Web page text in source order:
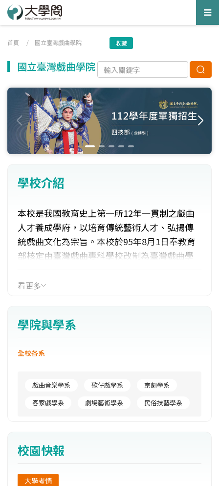
首頁 / 國立臺灣戲曲學院 收藏
國立臺灣戲曲學院
學校介紹
本校是我國教育史上第一所12年一貫制之戲曲
人才養成學府，以培育傳統藝術人才、弘揚傳
統戲曲文化為宗旨。本校於95年8月1日奉教育
部核定由臺灣戲曲專科學校改制為臺灣戲曲學
系、戲曲音樂學系、歌仔戲學系、民俗技藝學
科依教育部規定課程訂定，專業科目國小五、
六年級課程則試分戲曲、民俗技藝二組授課，
先實施專業基礎探索，國中以上階段正式施行
藝，高職階段除進一步專精所學技藝外並透過
演出加強發展自我潛能，學院以上階段則以培
為目標，期盼學生能肩負起傳承與發揚傳統表
演藝術之使命。
看更多
學院與學系
全校各系
戲曲音樂學系 歌仔戲學系
京劇學系
客家戲學系
劇場藝術學系 民俗技藝學系
校園快報
大學考情